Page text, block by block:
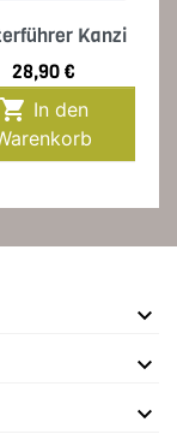
Kanzi
Preis
28,90 €
